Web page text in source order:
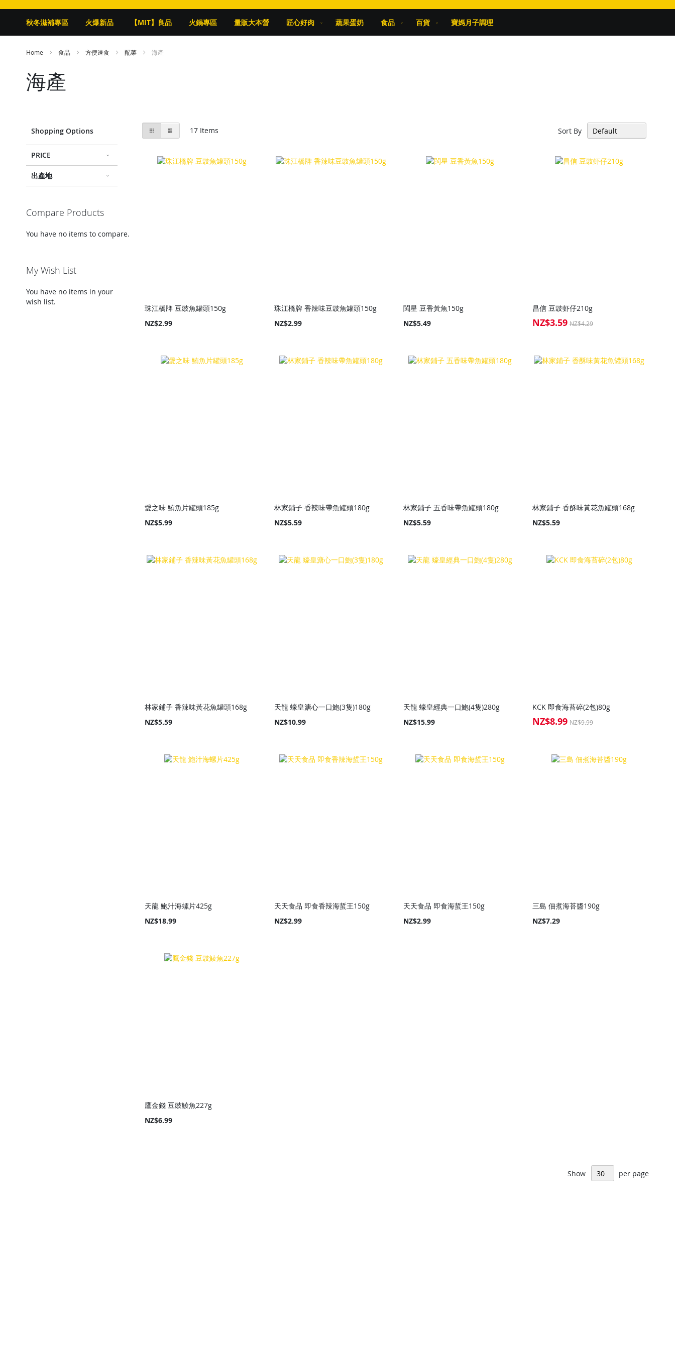
秋冬滋補專區 火爆新品 【MIT】良品 火鍋專區 量販大本營 匠心好肉 蔬果蛋奶 食品 百貨 寶媽月子調理
Home 食品 方便速食 配菜 海產
海產
View
as
Grid 17 Items Sort By
珠江橋牌 豆豉魚罐頭150g
NZ$2.99
珠江橋牌 香辣味豆豉魚罐頭150g
NZ$2.99
閩星 豆香黃魚150g
NZ$5.49
昌信 豆豉虾仔210g
Special
NZ$3.59 NZ$4.29
愛之味 鮪魚片罐頭185g
NZ$5.99
林家鋪子 香辣味帶魚罐頭180g
NZ$5.59
林家鋪子 五香味帶魚罐頭180g
NZ$5.59
林家鋪子 香酥味黃花魚罐頭168g
NZ$5.59
林家鋪子 香辣味黃花魚罐頭168g
NZ$5.59
天龍 蠔皇溏心一口鮑(3隻)180g
NZ$10.99
天龍 蠔皇經典一口鮑(4隻)280g
NZ$15.99
KCK 即食海苔碎(2包)80g
Special
NZ$8.99 NZ$9.99
天龍 鮑汁海螺片425g
NZ$18.99
天天食品 即食香辣海蜇王150g
NZ$2.99
天天食品 即食海蜇王150g
NZ$2.99
三島 佃煮海苔醬190g
NZ$7.29
鷹金錢 豆豉鯪魚227g
NZ$6.99
Show per page
Shopping Options
PRICE
出產地
Compare Products
You have no items to compare.
My Wish List
You have no items in your
wish list.